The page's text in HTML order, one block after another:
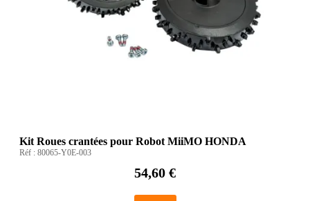
Kit Roues crantées pour Robot MiiMO HONDA
Réf : 80065-Y0E-003
54,60 €